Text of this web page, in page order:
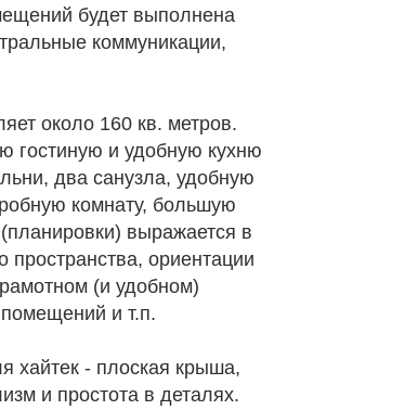
будет выполнена
коммуникации,
около 160 кв. метров.
гостиную и удобную кухню
два санузла, удобную
комнату, большую
выражается в
пространства, ориентации
(и удобном)
и т.п.
хайтек - плоская крыша,
и простота в деталях.